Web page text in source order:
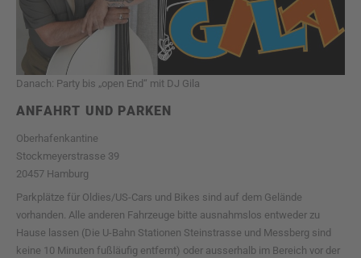
Danach: Party bis „open End“ mit DJ Gila
ANFAHRT UND PARKEN
Oberhafenkantine
Stockmeyerstrasse 39
20457 Hamburg
Parkplätze für Oldies/US-Cars und Bikes sind auf dem Gelände
vorhanden. Alle anderen Fahrzeuge bitte ausnahmslos entweder zu
Hause lassen (Die U-Bahn Stationen Steinstrasse und Messberg sind
keine 10 Minuten fußläufig entfernt) oder ausserhalb im Bereich vor der